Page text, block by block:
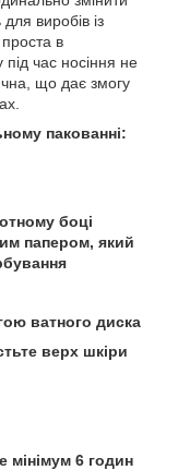
виробів із
в
час носіння не
що дає змогу
пакованні:
боці
папером, який
ватного диска
верх шкіри
6 годин